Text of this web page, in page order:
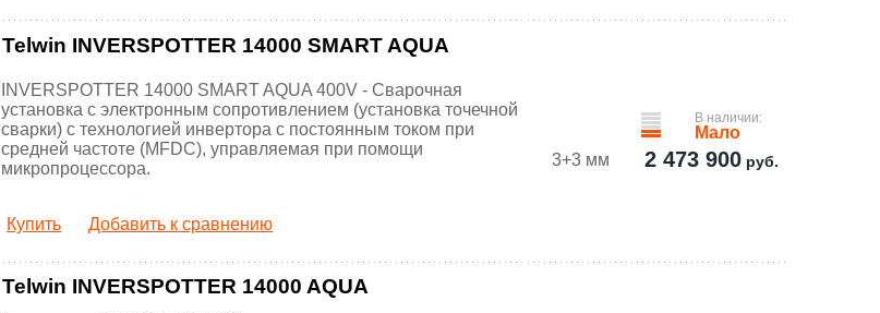
Telwin INVERSPOTTER 14000 SMART AQUA
INVERSPOTTER 14000 SMART AQUA 400V - Сварочная
установка с электронным сопротивлением (установка точечной
сварки) с технологией инвертора с постоянным током при
средней частоте (MFDC), управляемая при помощи
микропроцессора.
Купить Добавить к сравнению
3+3 мм
В наличии:
Мало
2 473 900 руб.
Telwin INVERSPOTTER 14000 AQUA